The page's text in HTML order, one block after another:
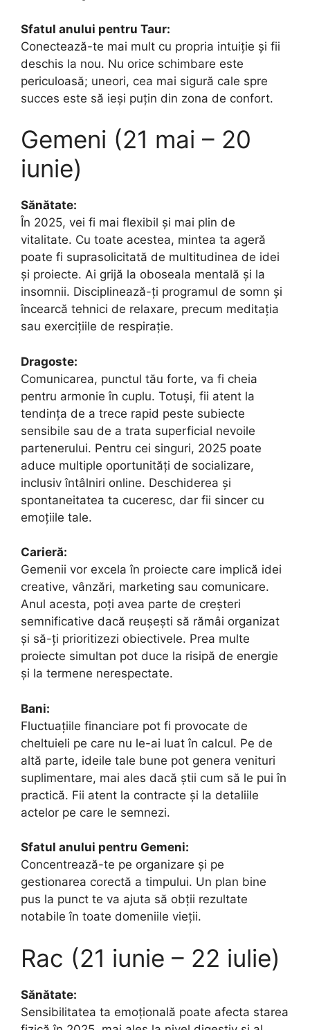
Sfatul anului pentru Taur:
Conectează-te mai mult cu propria intuiție și fii
deschis la nou. Nu orice schimbare este
periculoasă; uneori, cea mai sigură cale spre
succes este să ieși puțin din zona de confort.
Gemeni (21 mai – 20
iunie)
Sănătate:
În 2025, vei fi mai flexibil și mai plin de
vitalitate. Cu toate acestea, mintea ta ageră
poate fi suprasolicitată de multitudinea de idei
și proiecte. Ai grijă la oboseala mentală și la
insomnii. Disciplinează-ți programul de somn și
încearcă tehnici de relaxare, precum meditația
sau exercițiile de respirație.
Dragoste:
Comunicarea, punctul tău forte, va fi cheia
pentru armonie în cuplu. Totuși, fii atent la
tendința de a trece rapid peste subiecte
sensibile sau de a trata superficial nevoile
partenerului. Pentru cei singuri, 2025 poate
aduce multiple oportunități de socializare,
inclusiv întâlniri online. Deschiderea și
spontaneitatea ta cuceresc, dar fii sincer cu
emoțiile tale.
Carieră:
Gemenii vor excela în proiecte care implică idei
creative, vânzări, marketing sau comunicare.
Anul acesta, poți avea parte de creșteri
semnificative dacă reușești să rămâi organizat
și să-ți prioritizezi obiectivele. Prea multe
proiecte simultan pot duce la risipă de energie
și la termene nerespectate.
Bani:
Fluctuațiile financiare pot fi provocate de
cheltuieli pe care nu le-ai luat în calcul. Pe de
altă parte, ideile tale bune pot genera venituri
suplimentare, mai ales dacă știi cum să le pui în
practică. Fii atent la contracte și la detaliile
actelor pe care le semnezi.
Sfatul anului pentru Gemeni:
Concentrează-te pe organizare și pe
gestionarea corectă a timpului. Un plan bine
pus la punct te va ajuta să obții rezultate
notabile în toate domeniile vieții.
Rac (21 iunie – 22 iulie)
Sănătate:
Sensibilitatea ta emoțională poate afecta starea